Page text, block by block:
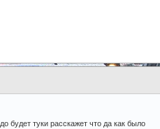
будет туки расскажет что да как было